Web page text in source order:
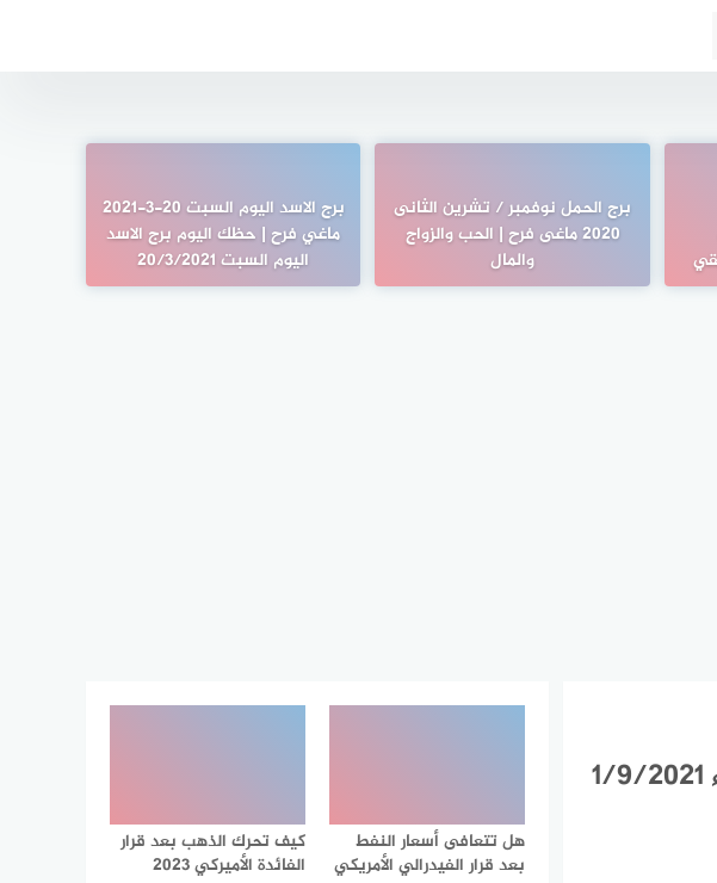
برج الحمل نوفمبر / تشرين الثانى
2020 ماغى فرح | الحب والزواج
والمال
برج الاسد اليوم السبت 20-3-2021
ماغي فرح | حظك اليوم برج الاسد
اليوم السبت 20/3/2021
ابراج اليوم الأربعاء 1-9-2021 ماغي فرح Abraj | حظك اليوم الأربعاء 1/9/2021
هل تتعافى أسعار النفط
بعد قرار الفيدرالي الأمريكي
كيف تحرك الذهب بعد قرار
الفائدة الأميركي 2023